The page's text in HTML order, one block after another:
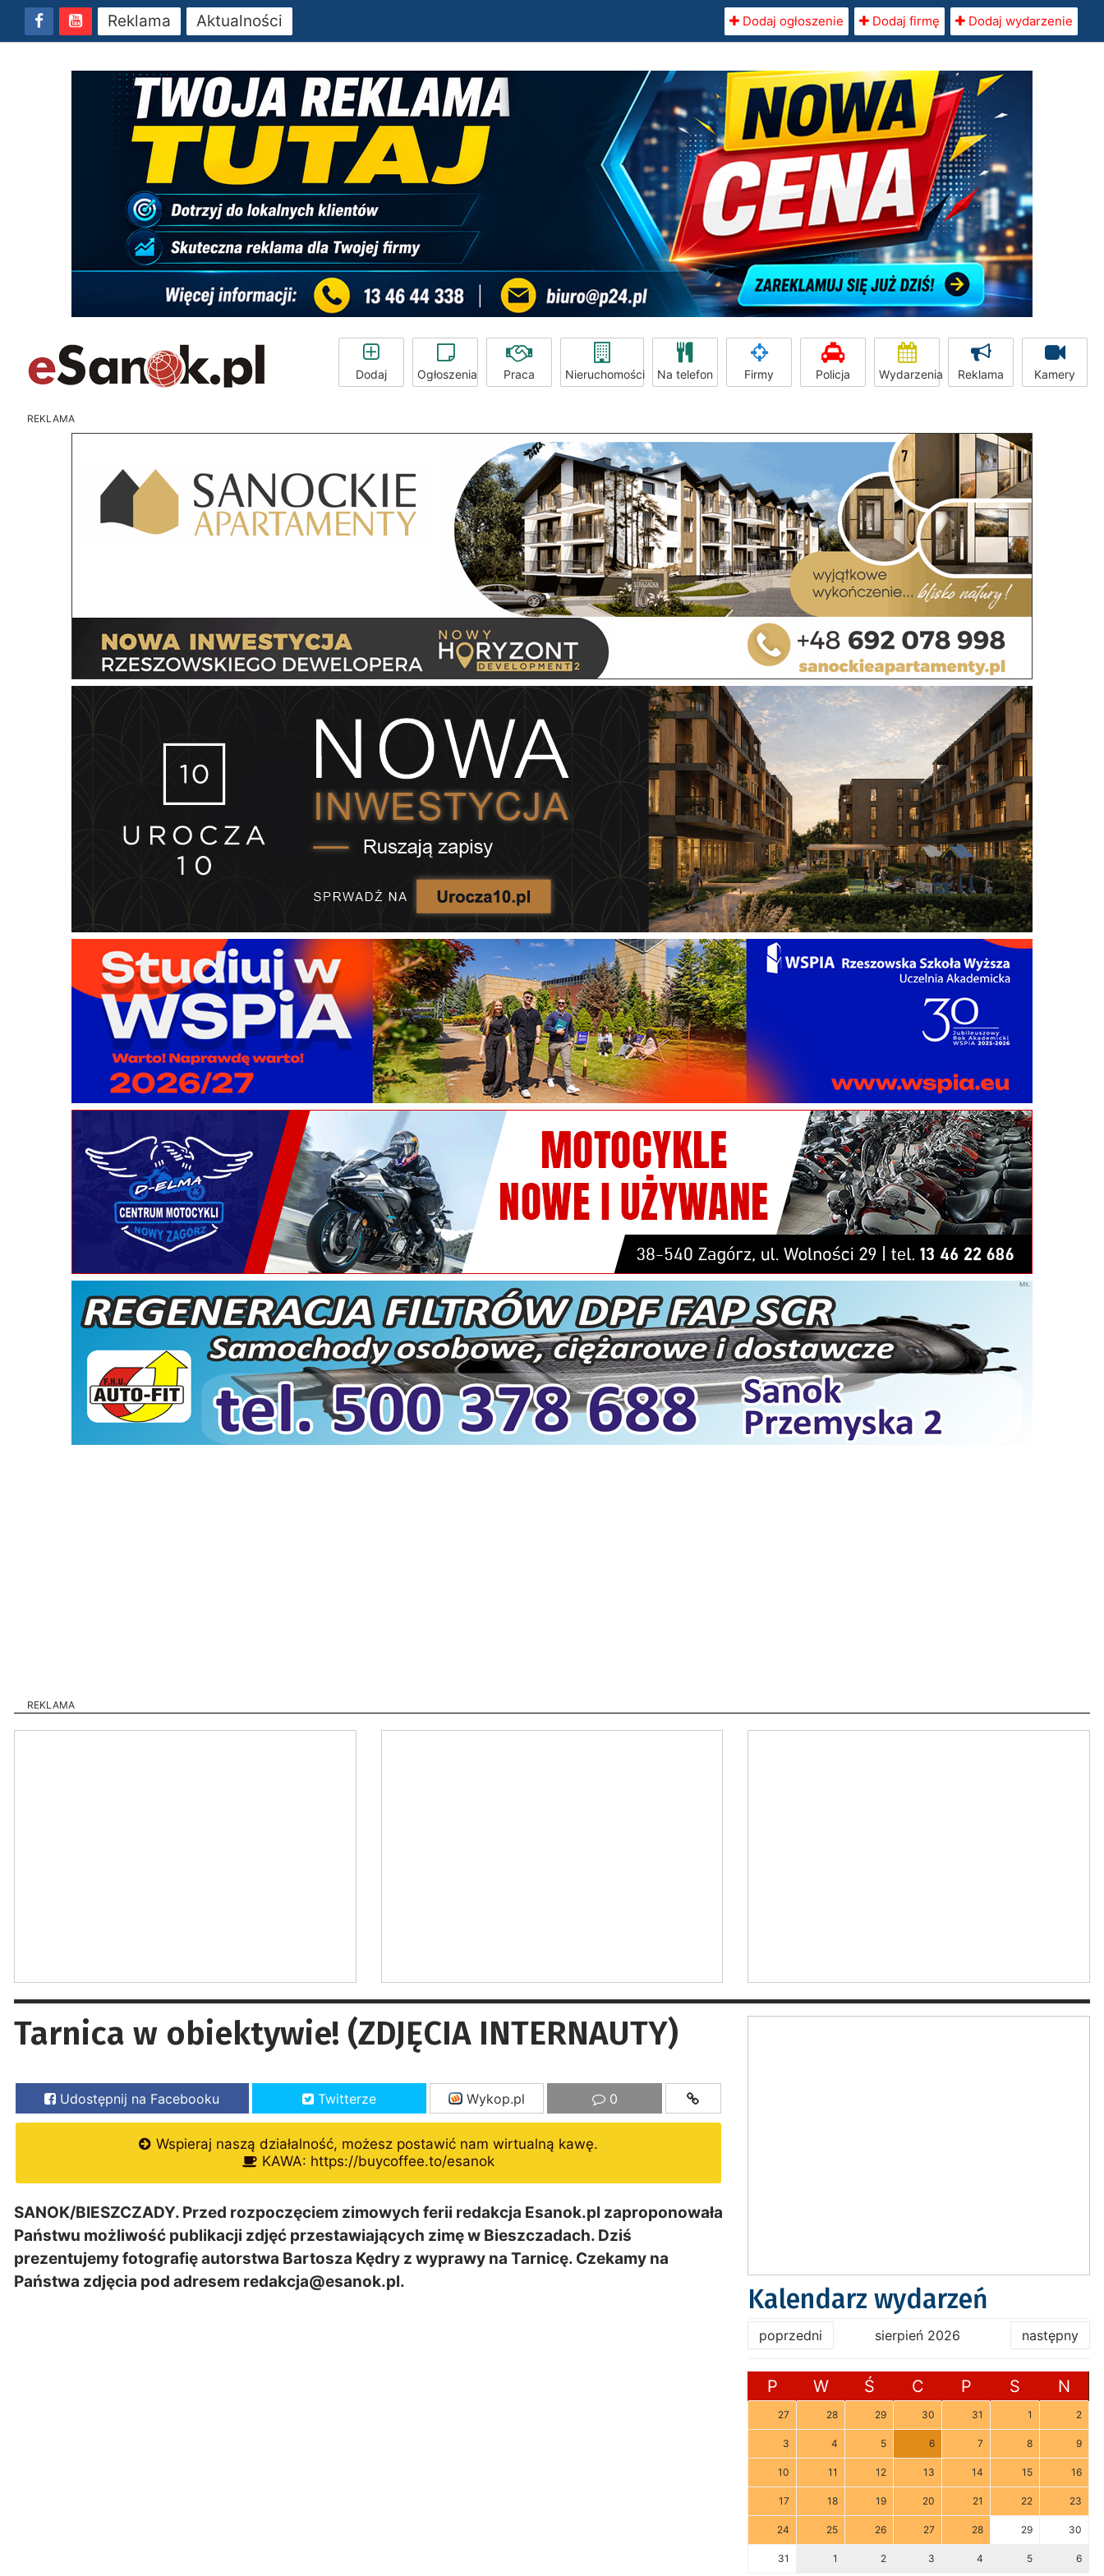
Reklama Aktualności Dodaj ogłoszenie Dodaj firmę Dodaj wydarzenie
Dodaj Ogłoszenia Praca Nieruchomości Na telefon Firmy Policja Wydarzenia Reklama Kamery
REKLAMA
REKLAMA
Tarnica w obiektywie! (ZDJĘCIA INTERNAUTY)
Udostępnij na Facebooku Twitterze Wykop.pl 0
Wspieraj naszą działalność, możesz postawić nam wirtualną kawę.
KAWA: https://buycoffee.to/esanok
SANOK/BIESZCZADY. Przed rozpoczęciem zimowych ferii redakcja Esanok.pl zaproponowała
Państwu możliwość publikacji zdjęć przestawiających zimę w Bieszczadach. Dziś
prezentujemy fotografię autorstwa Bartosza Kędry z wyprawy na Tarnicę. Czekamy na
Państwa zdjęcia pod adresem redakcja@esanok.pl.
Kalendarz wydarzeń
poprzedni sierpień 2026 następny
P W Ś C P S N
27 28 29 30 31 1 2
3 4 5 6 7 8 9
10 11 12 13 14 15 16
17 18 19 20 21 22 23
24 25 26 27 28 29 30
31 1 2 3 4 5 6